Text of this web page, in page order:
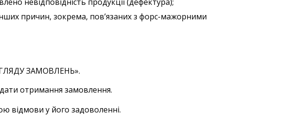
причин, зокрема, пов’язаних з форс-мажорними
ЗАМОВЛЕНЬ».
отримання замовлення.
відмови у його задоволенні.